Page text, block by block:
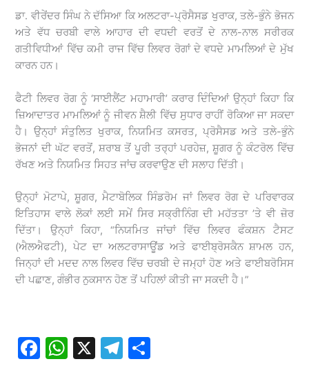
ਡਾ. ਵੀਰੇਂਦਰ ਸਿੰਘ ਨੇ ਦੱਸਿਆ ਕਿ ਅਲਟਰਾ-ਪ੍ਰੋਸੈਸਡ ਖੁਰਾਕ, ਤਲੇ-ਭੁੰਨੇ ਭੋਜਨ
ਅਤੇ ਵੱਧ ਚਰਬੀ ਵਾਲੇ ਆਹਾਰ ਦੀ ਵਧਦੀ ਵਰਤੋਂ ਦੇ ਨਾਲ-ਨਾਲ ਸਰੀਰਕ
ਗਤੀਵਿਧੀਆਂ ਵਿੱਚ ਕਮੀ ਰਾਜ ਵਿੱਚ ਲਿਵਰ ਰੋਗਾਂ ਦੇ ਵਧਦੇ ਮਾਮਲਿਆਂ ਦੇ ਮੁੱਖ
ਕਾਰਨ ਹਨ।
ਫੈਟੀ ਲਿਵਰ ਰੋਗ ਨੂੰ ‘ਸਾਈਲੈਂਟ ਮਹਾਮਾਰੀ’ ਕਰਾਰ ਦਿੰਦਿਆਂ ਉਨ੍ਹਾਂ ਕਿਹਾ ਕਿ
ਜ਼ਿਆਦਾਤਰ ਮਾਮਲਿਆਂ ਨੂੰ ਜੀਵਨ ਸ਼ੈਲੀ ਵਿੱਚ ਸੁਧਾਰ ਰਾਹੀਂ ਰੋਕਿਆ ਜਾ ਸਕਦਾ
ਹੈ। ਉਨ੍ਹਾਂ ਸੰਤੁਲਿਤ ਖੁਰਾਕ, ਨਿਯਮਿਤ ਕਸਰਤ, ਪ੍ਰੋਸੈਸਡ ਅਤੇ ਤਲੇ-ਭੁੰਨੇ
ਭੋਜਨਾਂ ਦੀ ਘੱਟ ਵਰਤੋਂ, ਸ਼ਰਾਬ ਤੋਂ ਪੂਰੀ ਤਰ੍ਹਾਂ ਪਰਹੇਜ਼, ਸ਼ੂਗਰ ਨੂੰ ਕੰਟਰੋਲ ਵਿੱਚ
ਰੱਖਣ ਅਤੇ ਨਿਯਮਿਤ ਸਿਹਤ ਜਾਂਚ ਕਰਵਾਉਣ ਦੀ ਸਲਾਹ ਦਿੱਤੀ।
ਉਨ੍ਹਾਂ ਮੋਟਾਪੇ, ਸ਼ੂਗਰ, ਮੈਟਾਬੋਲਿਕ ਸਿੰਡਰੋਮ ਜਾਂ ਲਿਵਰ ਰੋਗ ਦੇ ਪਰਿਵਾਰਕ
ਇਤਿਹਾਸ ਵਾਲੇ ਲੋਕਾਂ ਲਈ ਸਮੇਂ ਸਿਰ ਸਕ੍ਰੀਨਿੰਗ ਦੀ ਮਹੱਤਤਾ ’ਤੇ ਵੀ ਜ਼ੋਰ
ਦਿੱਤਾ। ਉਨ੍ਹਾਂ ਕਿਹਾ, “ਨਿਯਮਿਤ ਜਾਂਚਾਂ ਵਿੱਚ ਲਿਵਰ ਫੰਕਸ਼ਨ ਟੈਸਟ
(ਐਲਐਫਟੀ), ਪੇਟ ਦਾ ਅਲਟਰਾਸਾਊਂਡ ਅਤੇ ਫਾਈਬ੍ਰੋਸਕੈਨ ਸ਼ਾਮਲ ਹਨ,
ਜਿਨ੍ਹਾਂ ਦੀ ਮਦਦ ਨਾਲ ਲਿਵਰ ਵਿੱਚ ਚਰਬੀ ਦੇ ਜਮ੍ਹਾਂ ਹੋਣ ਅਤੇ ਫਾਈਬਰੋਸਿਸ
ਦੀ ਪਛਾਣ, ਗੰਭੀਰ ਨੁਕਸਾਨ ਹੋਣ ਤੋਂ ਪਹਿਲਾਂ ਕੀਤੀ ਜਾ ਸਕਦੀ ਹੈ।”
F
W X
T